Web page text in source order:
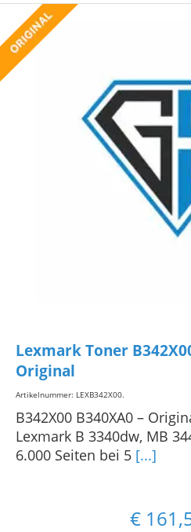
Lexmark Toner
Original
Artikelnummer: LEXB342X00.
B342X00 B340XA0 –
Lexmark B 3340dw, MB
6.000 Seiten bei 5 [...]
€